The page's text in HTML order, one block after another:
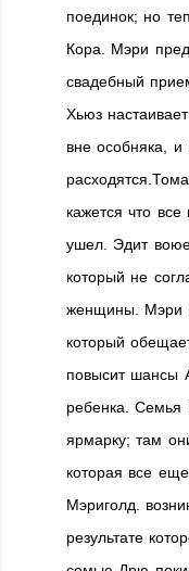
поединок; но
Кора. Мэри
свадебный
Хьюз
вне особняка,
кажется что
ушел. Эдит
который не
женщины. Мэри
который
повысит шансы
ребенка. Семья
ярмарку; там
которая все
Мэриголд.
результате